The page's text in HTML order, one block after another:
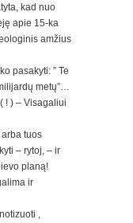
kad nuo
apie 15-ka
amžius
pasakyti: ” Te
metų”…
! ) – Visagaliui
tuos
– rytoj, – ir
planą!
ir
,